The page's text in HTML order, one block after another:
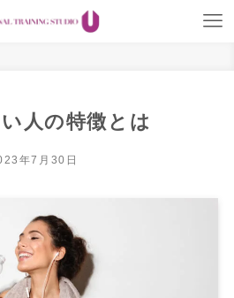
人の特徴とは
年7月30日